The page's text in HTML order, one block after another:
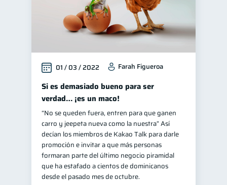
01 / 03 / 2022 Farah Figueroa
Si es demasiado bueno para ser
verdad… ¡es un maco!
“No se queden fuera, entren para que ganen
carro y jeepeta nueva como la nuestra” Así
decían los miembros de Kakao Talk para darle
promoción e invitar a que más personas
formaran parte del último negocio piramidal
que ha estafado a cientos de dominicanos
desde el pasado mes de octubre.